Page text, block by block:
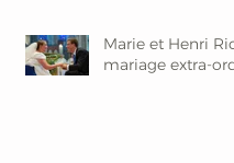
Marie et Henri
mariage extra-